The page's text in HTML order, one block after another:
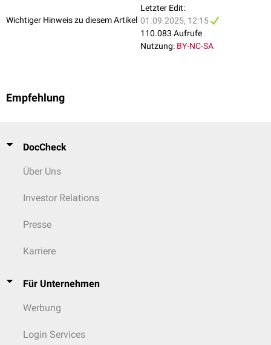
Wichtiger Hinweis zu diesem Artikel
Letzter Edit:
01.09.2025, 12:15
110.083 Aufrufe
Nutzung: BY-NC-SA
Empfehlung
DocCheck
Über Uns
Investor Relations
Presse
Karriere
Für Unternehmen
Werbung
Login Services